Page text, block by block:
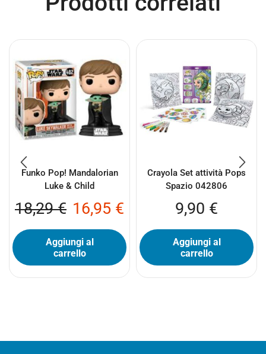
Funko Pop! Mandalorian
Luke & Child
18,29€ 16,95 €
Aggiungi al
carrello
Crayola Set attività Pops
Spazio 042806
9,90 €
Aggiungi al
carrello